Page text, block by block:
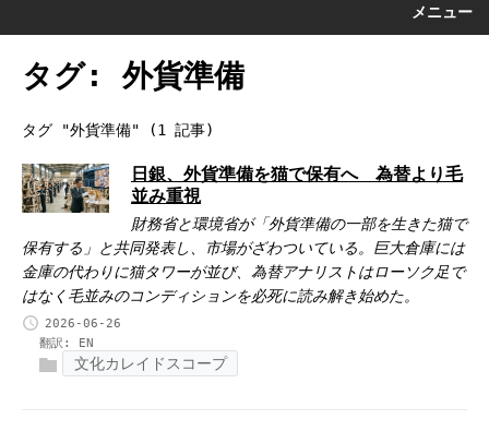
メニュー
タグ: 外貨準備
タグ "外貨準備" (1 記事)
日銀、外貨準備を猫で保有へ 為替より毛
並み重視
財務省と環境省が「外貨準備の一部を生きた猫で
保有する」と共同発表し、市場がざわついている。巨大倉庫には
金庫の代わりに猫タワーが並び、為替アナリストはローソク足で
はなく毛並みのコンディションを必死に読み解き始めた。
2026-06-26
翻訳: EN
文化カレイドスコープ